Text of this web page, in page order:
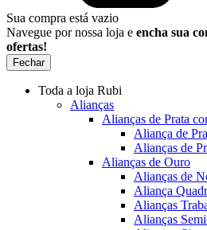
Sua compra está vazio
Navegue por nossa loja e encha sua
ofertas!
Fechar
Toda a loja Rubi
Alianças
Alianças de Prata
Aliança de
Alianças de
Alianças de Ouro
Alianças de
Aliança
Alianças
Alianças